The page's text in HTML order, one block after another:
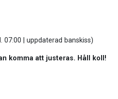
07:00 | uppdaterad banskiss)
komma att justeras. Håll koll!